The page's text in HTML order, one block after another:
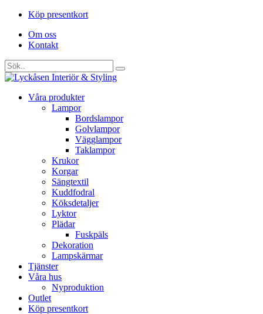
Köp presentkort
Om oss
Kontakt
Våra produkter
Lampor
Bordslampor
Golvlampor
Vägglampor
Taklampor
Krukor
Korgar
Sängtextil
Kuddfodral
Köksdetaljer
Lyktor
Plädar
Fuskpäls
Dekoration
Lampskärmar
Tjänster
Våra hus
Nyproduktion
Outlet
Köp presentkort